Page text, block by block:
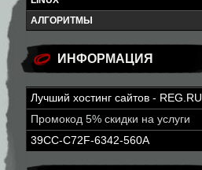
АЛГОРИТМЫ
ИНФОРМАЦИЯ
Лучший хостинг сайтов - REG.RU
Промокод 5% скидки на услуги
39CC-C72F-6342-560A